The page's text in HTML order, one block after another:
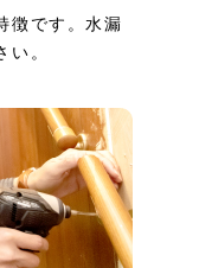
徴です。水漏
。